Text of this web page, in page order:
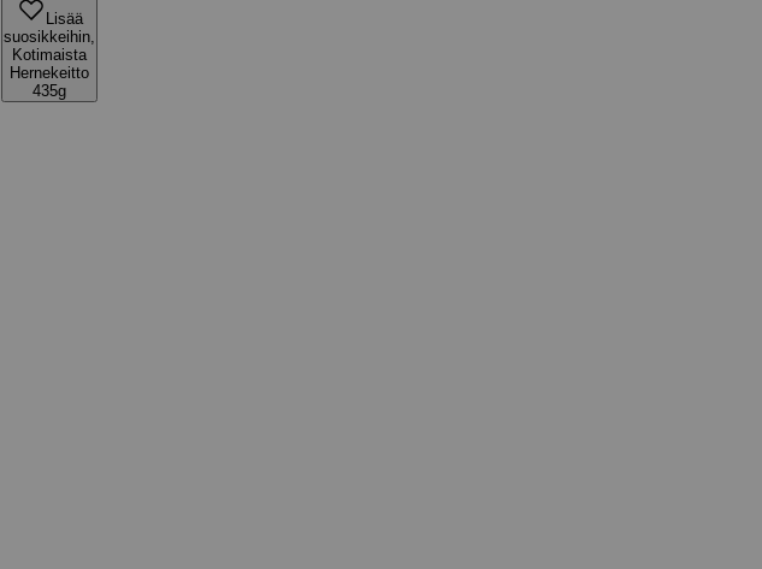
Lisää
suosikkeihin,
Kotimaista
Hernekeitto
435g